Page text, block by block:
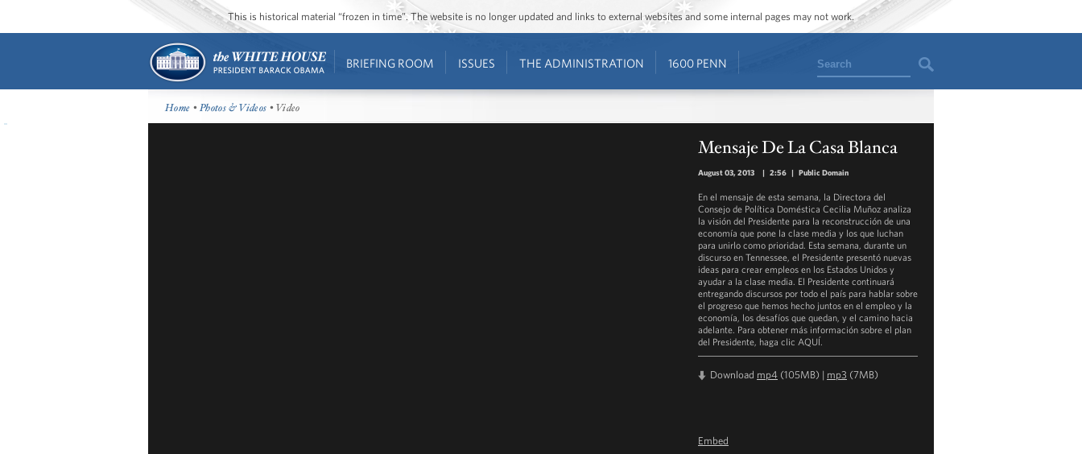
This is historical material “frozen in time”. The website is no longer updated and links to external websites and some internal pages may not work.
BRIEFING ROOM ISSUES THE ADMINISTRATION 1600 PENN Search
Home •Photos & Videos • Video
Mensaje De La Casa Blanca
August 03, 2013 | 2:56 | Public Domain
En el mensaje de esta semana, la Directora del
Consejo de Política Doméstica Cecilia Muñoz analiza
la visión del Presidente para la reconstrucción de una
economía que pone la clase media y los que luchan
para unirlo como prioridad. Esta semana, durante un
discurso en Tennessee, el Presidente presentó nuevas
ideas para crear empleos en los Estados Unidos y
ayudar a la clase media. El Presidente continuará
entregando discursos por todo el país para hablar sobre
el progreso que hemos hecho juntos en el empleo y la
economía, los desafíos que quedan, y el camino hacia
adelante. Para obtener más información sobre el plan
del Presidente, haga clic AQUÍ.
Download mp4 (105MB) | mp3 (7MB)
Embed